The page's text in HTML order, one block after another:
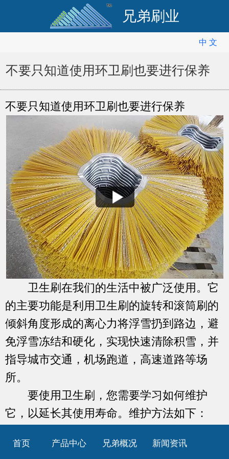
兄弟刷业
中 文
中 文
English
不要只知道使用环卫刷也要进行保养
不要只知道使用环卫刷也要进行保养
卫生刷在我们的生活中被广泛使用。它
的主要功能是利用卫生刷的旋转和滚筒刷的
倾斜角度形成的离心力将浮雪扔到路边，避
免浮雪冻结和硬化，实现快速清除积雪，并
指导城市交通，机场跑道，高速道路等场
所。
要使用卫生刷，您需要学习如何维护
它，以延长其使用寿命。维护方法如下：
定距离，否则，如果清洁刷与地面接触时间
首页 产品中心 兄弟概况 新闻资讯